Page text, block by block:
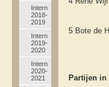
Intern
2018-
2019
Intern
2019-
2020
Intern
2020-
2021
5 Bote
Partijen in